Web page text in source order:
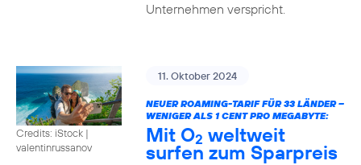
Unternehmen verspricht.
Credits: iStock |
valentinrussanov
11. Oktober 2024
NEUER ROAMING-TARIF FÜR 33 LÄNDER –
WENIGER ALS 1 CENT PRO MEGABYTE:
Mit O2 weltweit
surfen zum Sparpreis